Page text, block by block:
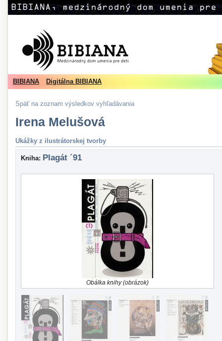
BIBIANA Digitálna BIBIANA
Späť na zoznam výsledkov vyhľadávania
Irena Melušová
Ukážky z ilustrátorskej tvorby
Kniha: Plagát ´91
Obálka knihy (obrázok)